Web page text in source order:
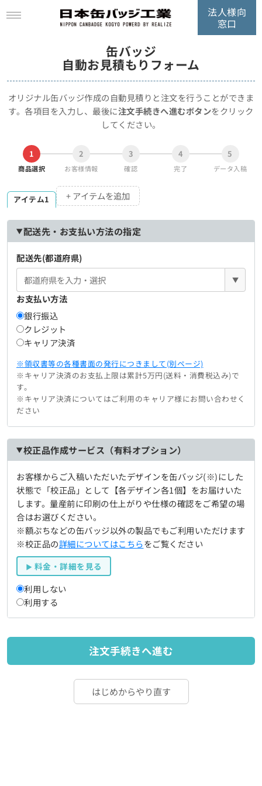
法人様向
窓口
缶バッジ
自動お見積もりフォーム
オリジナル缶バッジ作成の自動見積りと注文を行うことができま
す。各項目を入力し、最後に注文手続きへ進むボタンをクリック
してください。
1
商品選択
2
お客様情報
3
確認
4
完了
5
データ入稿
アイテム1 + アイテムを追加
配送先・お支払い方法の指定
配送先(都道府県)
▼
お支払い方法
銀行振込
クレジット
キャリア決済
※領収書等の各種書面の発行につきまして(別ページ)
※キャリア決済のお支払上限は累計5万円(送料・消費税込み)で
す。
※キャリア決済についてはご利用のキャリア様にお問い合わせく
ださい
校正品作成サービス（有料オプション）
お客様からご入稿いただいたデザインを缶バッジ(※)にした
状態で「校正品」として【各デザイン各1個】をお届けいた
します。量産前に印刷の仕上がりや仕様の確認をご希望の場
合はお選びください。
※額ぷちなどの缶バッジ以外の製品でもご利用いただけます
※校正品の詳細についてはこちらをご覧ください
料金・詳細を見る
利用しない
利用する
注文手続きへ進む
はじめからやり直す